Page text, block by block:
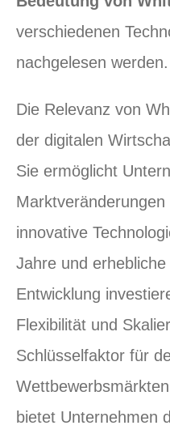
verschiedenen
nachgelesen werden.
Die Relevanz von
der digitalen
Sie ermöglicht
innovative
Jahre und
Entwicklung
Flexibilität und
Schlüsselfaktor für
bietet Unternehmen